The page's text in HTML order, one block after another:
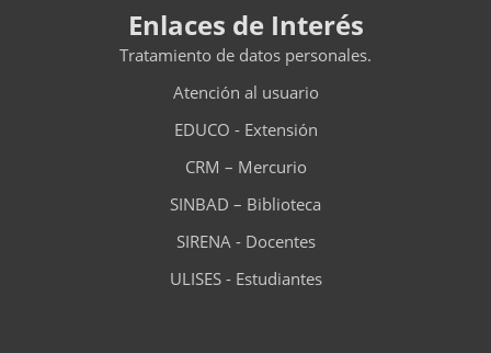
Enlaces de Interés
Tratamiento de datos personales.
Atención al usuario
EDUCO - Extensión
CRM – Mercurio
SINBAD – Biblioteca
SIRENA - Docentes
ULISES - Estudiantes